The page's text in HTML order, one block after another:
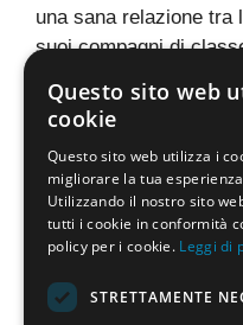
una sana relazione tra
suoi compagni di
essere coinvolti
famiglia di origine.
Per riuscire ad
TFA Sostegno
formativi di cui si è
suddivisi nel seguente
Questo sito web
cookie
Questo sito web utilizza i
migliorare la tua
Utilizzando il nostro sito
tutti i cookie in conformità
policy per i cookie. Leggi di
STRETTAMENTE